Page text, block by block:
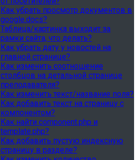
Как убрать просмотр документов в
google.docs?
Таблица/картинка выходит за
рамки сайта, что делать?
Как убрать дату у новостей на
главной странице?
Как изменить соотношение
столбцов на детальной странице
преподавателя?
Как изменить текст/название поля?
Как добавить текст на страницу с
компонентом?
Как найти component.php и
template.php?
Как добавить пустую индексную
страницу в разделе?